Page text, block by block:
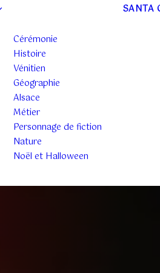
Cérémonie
Histoire
Vénitien
Géographie
Alsace
Métier
Personnage de fiction
Nature
Noël et Halloween
SANTA